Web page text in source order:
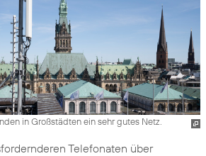
in Großstädten ein sehr gutes Netz.
Telefonaten über